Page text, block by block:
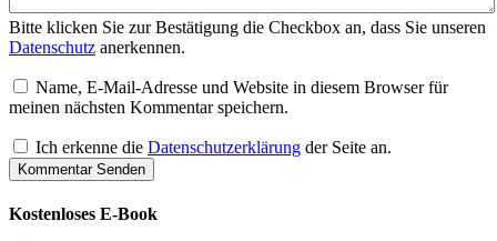
Bitte klicken Sie zur Bestätigung die Checkbox an, dass Sie unseren
Datenschutz anerkennen.
Name, E-Mail-Adresse und Website in diesem Browser für
meinen nächsten Kommentar speichern.
Ich erkenne die Datenschutzerklärung der Seite an.
Kostenloses E-Book